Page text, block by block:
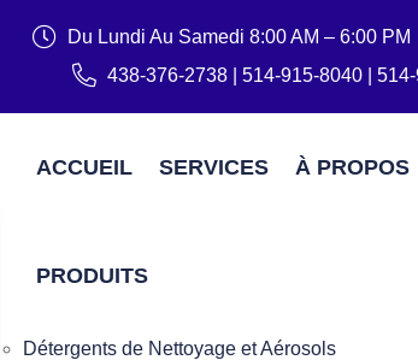
Du Lundi Au Samedi 8:00 AM – 6:00 PM
438-376-2738 | 514-915-8040 |
ACCUEIL SERVICES À PROPOS
PRODUITS
Détergents de Nettoyage et Aérosols